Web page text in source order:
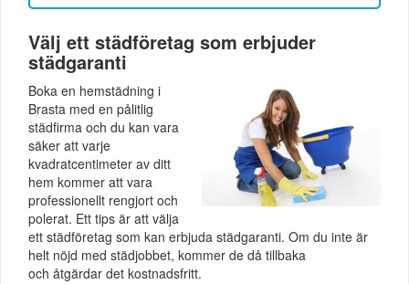
Välj ett städföretag som erbjuder
städgaranti
Boka en hemstädning i
Brasta med en pålitlig
städfirma och du kan vara
säker att varje
kvadratcentimeter av ditt
hem kommer att vara
professionellt rengjort och
polerat. Ett tips är att välja
ett städföretag som kan erbjuda städgaranti. Om du inte är
helt nöjd med städjobbet, kommer de då tillbaka
och åtgärdar det kostnadsfritt.